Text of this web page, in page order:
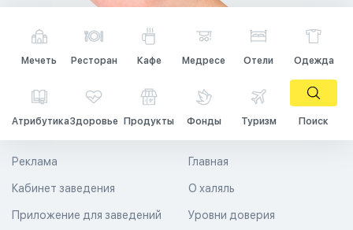
Мечеть Ресторан Кафе Медресе Отели Одежда
АтрибутикаЗдоровье Продукты Фонды Туризм Поиск
Главная
О халяль
Уровни доверия
Реклама
Кабинет заведения
Приложение для заведений